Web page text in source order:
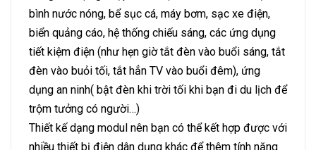
bình nước nóng, bể sục cá, máy bơm, sạc xe điện,
biển quảng cáo, hệ thống chiếu sáng, các ứng dụng
tiết kiệm điện (như hẹn giờ tắt đèn vào buổi sáng, tắt
đèn vào buỏi tối, tắt hẳn TV vào buổi đêm), ứng
dụng an ninh( bật đèn khi trời tối khi bạn đi du lịch để
trộm tưởng có người…)
Thiết kế dạng modul nên bạn có thể kết hợp được với
nhiều thiết bị điện dân dụng khác để thêm tính năng